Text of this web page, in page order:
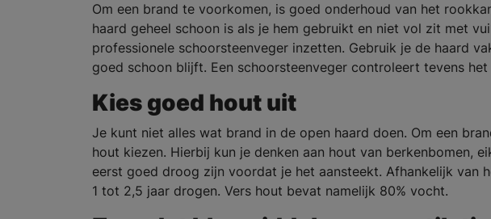
Om een brand te voorkomen, is goed onderhoud van het
haard geheel schoon is als je hem gebruikt en niet vol zit met
professionele schoorsteenveger inzetten. Gebruik je de haard
goed schoon blijft. Een schoorsteenveger controleert tevens
Kies goed hout uit
Je kunt niet alles wat brand in de open haard doen. Om een
hout kiezen. Hierbij kun je denken aan hout van berkenbomen,
eerst goed droog zijn voordat je het aansteekt. Afhankelijk van
1 tot 2,5 jaar drogen. Vers hout bevat namelijk 80% vocht.